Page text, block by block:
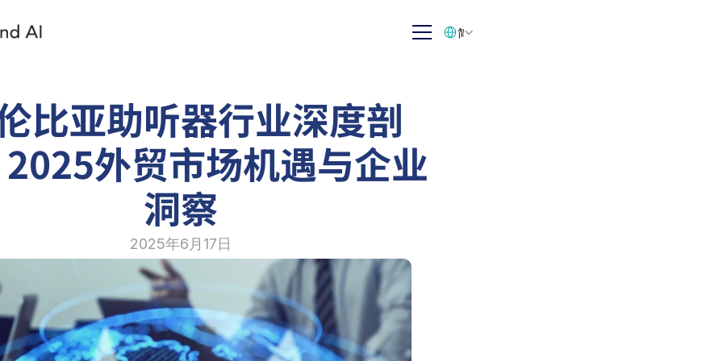
比亚助听器行业深度剖
外贸市场机遇与企业
洞察
2025年6月17日
简体中文